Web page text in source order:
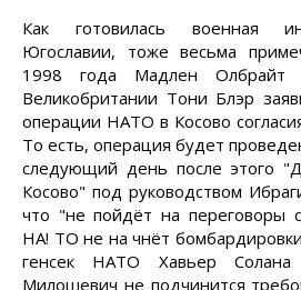
Как готовилась военная
Югославии, тоже весьма
1998 года Мадлен Олбрайт
Великобритании Тони Блэр
операции НАТО в Косово
То есть, операция будет
следующий день после этого
Косово" под руководством
что "не пойдёт на переговоры
НА! ТО не на чнёт
генсек НАТО Хавьер
Милошевич не подчинится